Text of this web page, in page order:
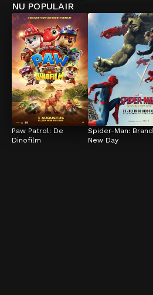
NU POPULAIR
Paw Patrol: De
Dinofilm
Spider-Man: Brand
New Day